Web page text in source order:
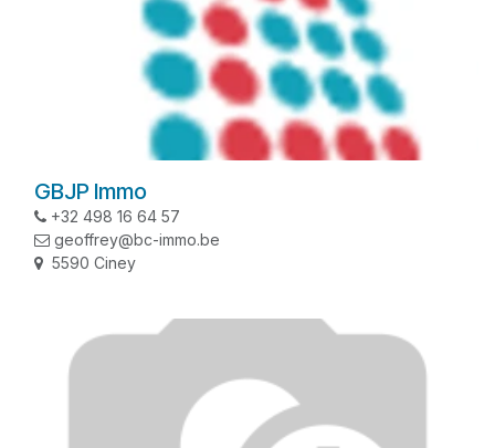
GBJP Immo
+32 498 16 64 57
geoffrey@bc-immo.be
5590 Ciney